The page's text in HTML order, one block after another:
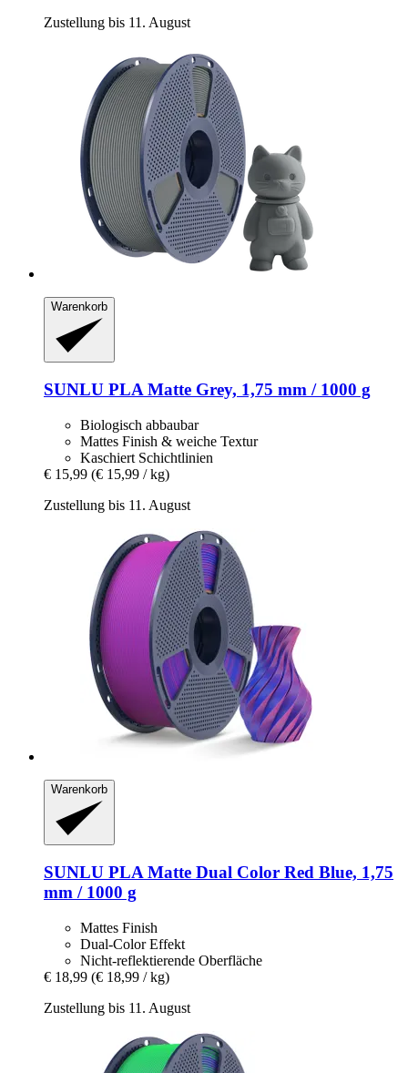
Zustellung bis 11. August
Warenkorb
SUNLU PLA Matte Grey, 1,75 mm / 1000 g
Biologisch abbaubar
Mattes Finish & weiche Textur
Kaschiert Schichtlinien
€ 15,99 (€ 15,99 / kg)
Zustellung bis 11. August
Warenkorb
SUNLU PLA Matte Dual Color Red Blue, 1,75
mm / 1000 g
Mattes Finish
Dual-Color Effekt
Nicht-reflektierende Oberfläche
€ 18,99 (€ 18,99 / kg)
Zustellung bis 11. August